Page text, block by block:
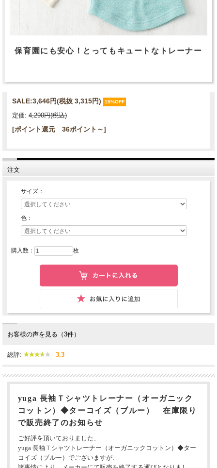
保育園にも安心！とってもキュートなトレーナー
SALE:3,646円(税抜 3,315円) 15%OFF
定価: 4,290円(税込)
[ポイント還元 36ポイント～]
注文
サイズ：
色：
購入数： 枚
お客様の声を見る（3件）
総評: 3.3
yuga 長袖Ｔシャツトレーナー（オーガニック
コットン）◆ターコイズ（ブルー） 在庫限り
で販売終了のお知らせ
ご好評を頂いておりました、
yuga 長袖Ｔシャツトレーナー（オーガニックコットン）◆ター
コイズ（ブルー）でございますが、